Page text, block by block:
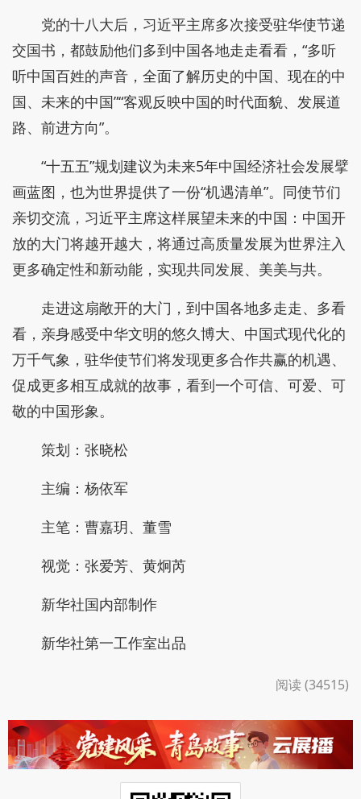
党的十八大后，习近平主席多次接受驻华使节递
交国书，都鼓励他们多到中国各地走走看看，“多听
听中国百姓的声音，全面了解历史的中国、现在的中
国、未来的中国”“客观反映中国的时代面貌、发展道
路、前进方向”。
“十五五”规划建议为未来5年中国经济社会发展擘
画蓝图，也为世界提供了一份“机遇清单”。同使节们
亲切交流，习近平主席这样展望未来的中国：中国开
放的大门将越开越大，将通过高质量发展为世界注入
更多确定性和新动能，实现共同发展、美美与共。
走进这扇敞开的大门，到中国各地多走走、多看
看，亲身感受中华文明的悠久博大、中国式现代化的
万千气象，驻华使节们将发现更多合作共赢的机遇、
促成更多相互成就的故事，看到一个可信、可爱、可
敬的中国形象。
策划：张晓松
主编：杨依军
主笔：曹嘉玥、董雪
视觉：张爱芳、黄炯芮
新华社国内部制作
新华社第一工作室出品
阅读 (34515)